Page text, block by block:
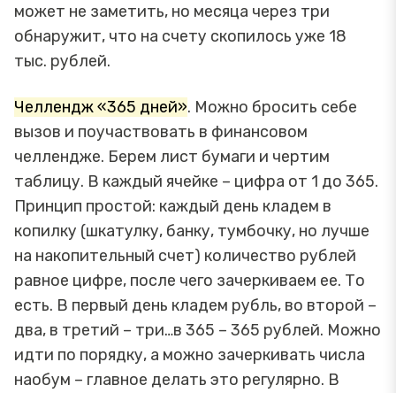
может не заметить, но месяца через три
обнаружит, что на счету скопилось уже 18
тыс. рублей.
Челлендж «365 дней». Можно бросить себе
вызов и поучаствовать в финансовом
челлендже. Берем лист бумаги и чертим
таблицу. В каждый ячейке – цифра от 1 до 365.
Принцип простой: каждый день кладем в
копилку (шкатулку, банку, тумбочку, но лучше
на накопительный счет) количество рублей
равное цифре, после чего зачеркиваем ее. То
есть. В первый день кладем рубль, во второй –
два, в третий – три…в 365 – 365 рублей. Можно
идти по порядку, а можно зачеркивать числа
наобум – главное делать это регулярно. В